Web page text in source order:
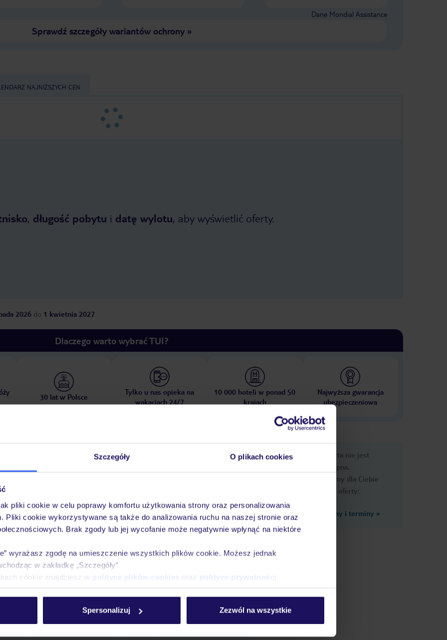
Szczegóły O plikach cookies
pliki cookie w celu poprawy komfortu użytkowania strony oraz personalizowania
Pliki cookie wykorzystywane są także do analizowania ruchu na naszej stronie oraz
Brak zgody lub jej wycofanie może negatywnie wpłynąć na niektóre
wyrażasz zgodę na umieszczenie wszystkich plików cookie. Możesz jednak
w zakładkę „Szczegóły”
cookie znajdziesz w polityce plików cookies oraz polityce prywatności
Spersonalizuj Zezwól na wszystkie
Dane Mondial Assistance
Sprawdź szczegóły wariantów ochrony»
NAJNIŻSZYCH CEN
, długość pobytu i datę wylotu, aby wyświetlić oferty.
2026 do 1 kwietnia 2027
Dlaczego warto wybrać TUI?
30 lat w Polsce
Tylko u nas opieka na
wakacjach 24/7
10 000 hoteli w ponad 50
krajach
Najwyższa gwarancja
ubezpieczeniowa
Atrakcje Ważne informacje
zapewnia elastyczne możliwości spędzania wolnego czasu. Kompleks
dzieci jest idealny do aktywnego wypoczynku i regularnych treningów
cieszyć się piękną pogodą na tarasie. Dla tych, którzy nie chcą przegapić sportu
golfa.
Pole golfowe
Wymeldowanie do: 11:00:00 Garaż
WLAN/WiFi
Ups, ta oferta nie jest
dostępna.
Przygotowaliśmy dla Ciebie
podobne oferty:
Zobacz inne ceny i terminy »